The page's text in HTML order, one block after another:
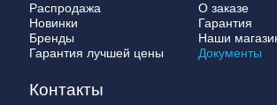
Распродажа
Новинки
Бренды
Гарантия лучшей цены
О заказе
Гарантия
Наши
Документы
Контакты